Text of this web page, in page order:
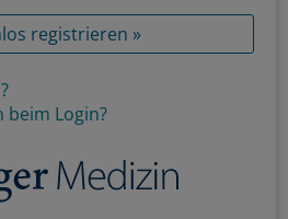
registrieren »
beim Login?